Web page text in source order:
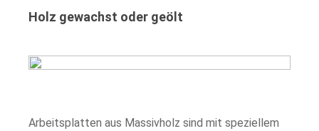
Holz gewachst oder geölt
Arbeitsplatten aus Massivholz sind mit speziellem